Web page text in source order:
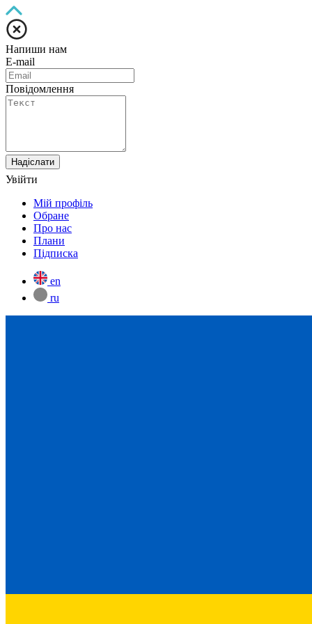
Напиши нам
E-mail
Повідомлення
Надіслати
Увійти
Мій профіль
Обране
Про нас
Плани
Підписка
en
ru